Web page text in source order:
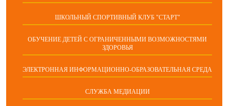
ШКОЛЬНЫЙ СПОРТИВНЫЙ КЛУБ "СТАРТ"
ОБУЧЕНИЕ ДЕТЕЙ С ОГРАНИЧЕННЫМИ ВОЗМОЖНОСТЯМИ
ЗДОРОВЬЯ
ЭЛЕКТРОННАЯ ИНФОРМАЦИОННО-ОБРАЗОВАТЕЛЬНАЯ СРЕДА
СЛУЖБА МЕДИАЦИИ